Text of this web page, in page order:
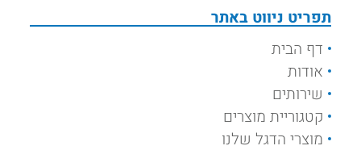
תפריט ניווט באתר
דף הבית
אודות
שירותים
קטגוריית מוצרים
מוצרי הדגל שלנו